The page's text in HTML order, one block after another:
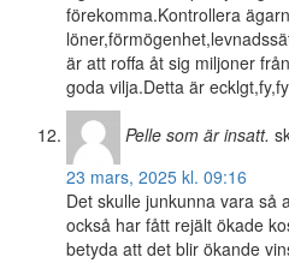
förekomma.Kontrollera
är att roffa åt sig miljoner
goda vilja.Detta är
Pelle som är insatt.
23 mars, 2025 kl. 09:16
Det skulle junkunna vara så
också har fått rejält ökade
betyda att det blir ökande